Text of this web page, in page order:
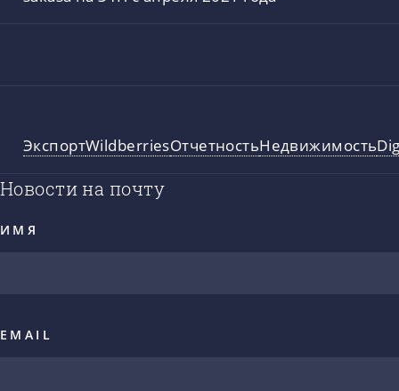
ЭкспортWildberriesОтчетностьНедвижимость
Новости на почту
ИМЯ
EMAIL